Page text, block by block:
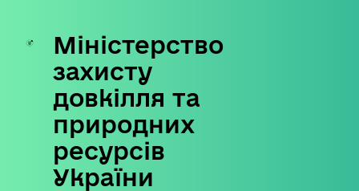
Skip
content
Міністерство
захисту
довкілля та
природних
ресурсів
України